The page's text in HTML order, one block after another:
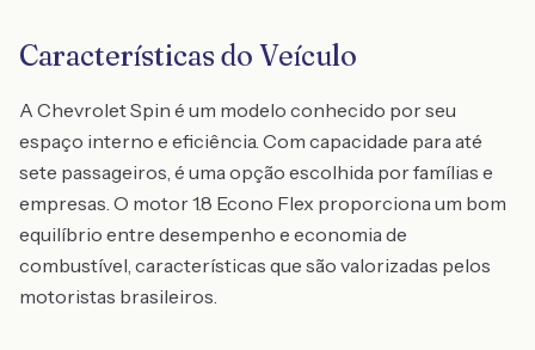
Características do Veículo
A Chevrolet Spin é um modelo conhecido por seu
espaço interno e eficiência. Com capacidade para até
sete passageiros, é uma opção escolhida por famílias e
empresas. O motor 1.8 Econo Flex proporciona um bom
equilíbrio entre desempenho e economia de
combustível, características que são valorizadas pelos
motoristas brasileiros.